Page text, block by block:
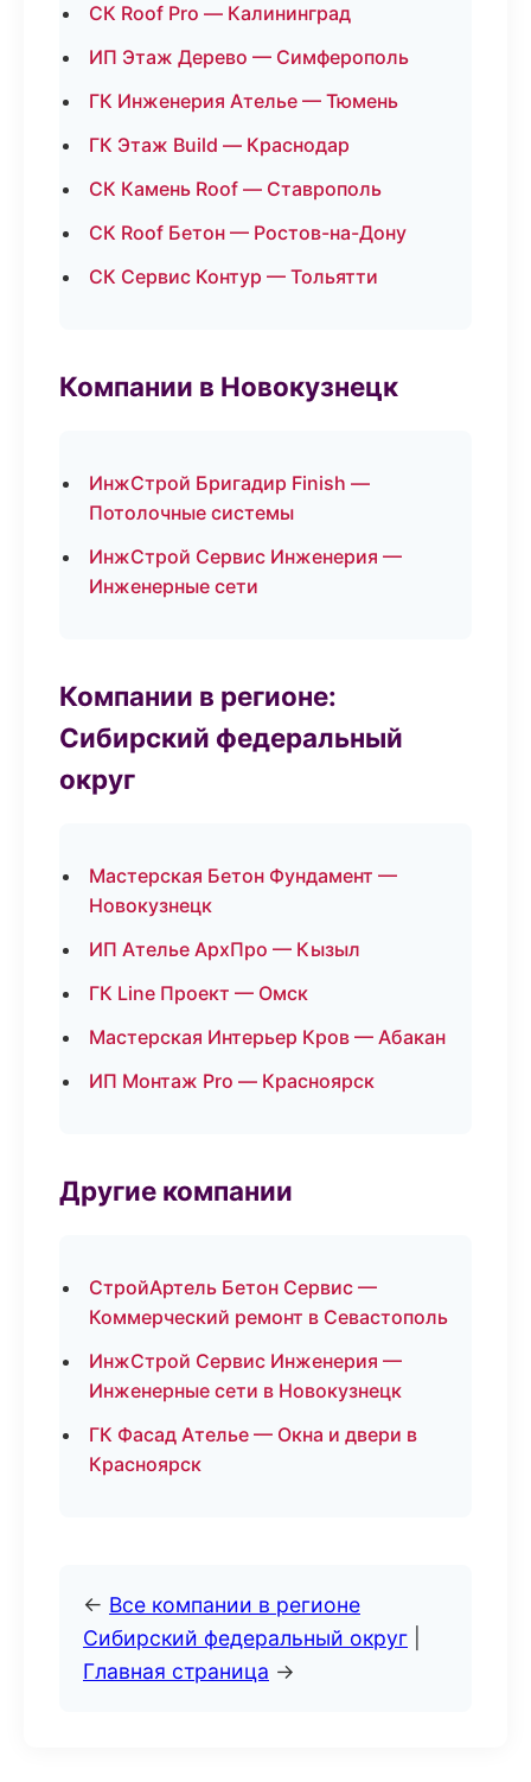
СК Roof Pro — Калининград
ИП Этаж Дерево — Симферополь
ГК Инженерия Ателье — Тюмень
ГК Этаж Build — Краснодар
СК Камень Roof — Ставрополь
СК Roof Бетон — Ростов-на-Дону
СК Сервис Контур — Тольятти
Компании в Новокузнецк
ИнжСтрой Бригадир Finish —
Потолочные системы
ИнжСтрой Сервис Инженерия —
Инженерные сети
Компании в регионе:
Сибирский федеральный
округ
Мастерская Бетон Фундамент —
Новокузнецк
ИП Ателье АрхПро — Кызыл
ГК Line Проект — Омск
Мастерская Интерьер Кров — Абакан
ИП Монтаж Pro — Красноярск
Другие компании
СтройАртель Бетон Сервис —
Коммерческий ремонт в Севастополь
ИнжСтрой Сервис Инженерия —
Инженерные сети в Новокузнецк
ГК Фасад Ателье — Окна и двери в
Красноярск
← Все компании в регионе
Сибирский федеральный округ
Главная страница →